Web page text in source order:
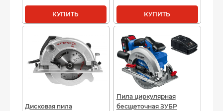
КУПИТЬ КУПИТЬ
Дисковая пила
Пила циркулярная
бесщеточная ЗУБР